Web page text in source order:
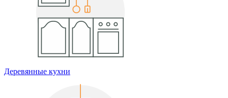
Деревянные кухни